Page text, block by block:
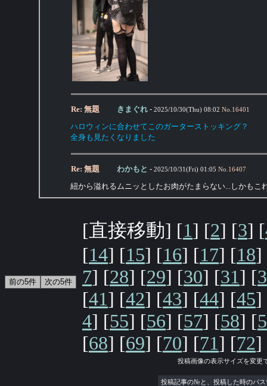
Re: 無題 きまぐれ - 2025/10/30(Thu) 08:02 No. 16401
ハロウィンに合わせてこのガーターストッキング？
全身も見たくなりました
Re: 無題 わかもと - 2025/10/31(Fri) 01:05 No. 16407
紐から溢れるムニッとしたお肉がたまらない...しかも
[直接移動] [1] [2] [3] [
[14] [15] [16] [17] [18]
7] [28] [29] [30] [31] [
[41] [42] [43] [44] [45]
4] [55] [56] [57] [58] [
[68] [69] [70] [71] [72]
投稿画像の表示サイズを変更
投稿記事の№と、投稿した時のパ